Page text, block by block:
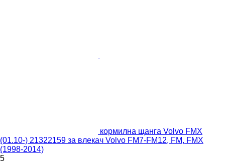
кормилна щанга Volvo FMX
(01.10-) 21322159 за влекач Volvo FM7-FM12, FM, FMX
(1998-2014)
5